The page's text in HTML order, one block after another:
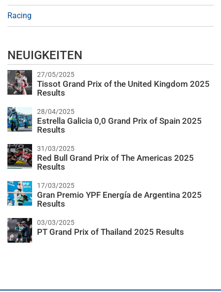
Racing
NEUIGKEITEN
27/05/2025
Tissot Grand Prix of the United Kingdom 2025
Results
28/04/2025
Estrella Galicia 0,0 Grand Prix of Spain 2025
Results
31/03/2025
Red Bull Grand Prix of The Americas 2025
Results
17/03/2025
Gran Premio YPF Energía de Argentina 2025
Results
03/03/2025
PT Grand Prix of Thailand 2025 Results